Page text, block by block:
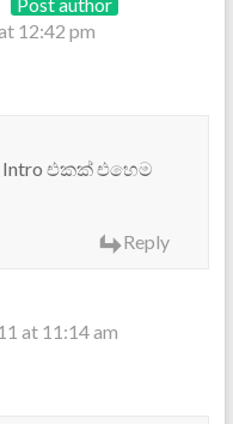
12:42 pm
Intro එකක් එහෙම
Reply
at 11:14 am